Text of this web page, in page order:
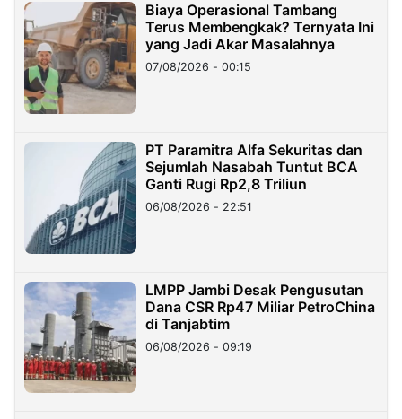
Biaya Operasional Tambang
Terus Membengkak? Ternyata Ini
yang Jadi Akar Masalahnya
07/08/2026 - 00:15
PT Paramitra Alfa Sekuritas dan
Sejumlah Nasabah Tuntut BCA
Ganti Rugi Rp2,8 Triliun
06/08/2026 - 22:51
LMPP Jambi Desak Pengusutan
Dana CSR Rp47 Miliar PetroChina
di Tanjabtim
06/08/2026 - 09:19